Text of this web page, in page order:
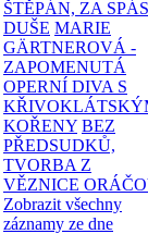
ŠTĚPÁN, ZA
DUŠE MARIE
GÄRTNEROVÁ -
ZAPOMENUTÁ
OPERNÍ DIVA S
KOŘENY BEZ
PŘEDSUDKŮ,
TVORBA Z
VĚZNICE
Zobrazit všechny
záznamy ze dne